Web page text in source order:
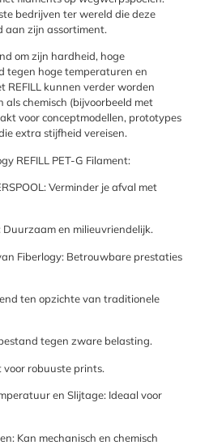
bedrijven ter wereld die deze
aan zijn assortiment.
om zijn hardheid, hoge
tegen hoge temperaturen en
REFILL kunnen verder worden
als chemisch (bijvoorbeeld met
voor conceptmodellen, prototypes
extra stijfheid vereisen.
REFILL PET-G Filament:
Verminder je afval met
Duurzaam en milieuvriendelijk.
Fiberlogy: Betrouwbare prestaties
ten opzichte van traditionele
tegen zware belasting.
voor robuuste prints.
en Slijtage: Ideaal voor
Kan mechanisch en chemisch